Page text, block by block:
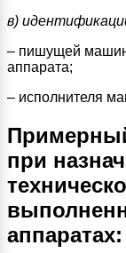
в)
– пишущей
аппарата;
– исполнителя
при
аппаратах: